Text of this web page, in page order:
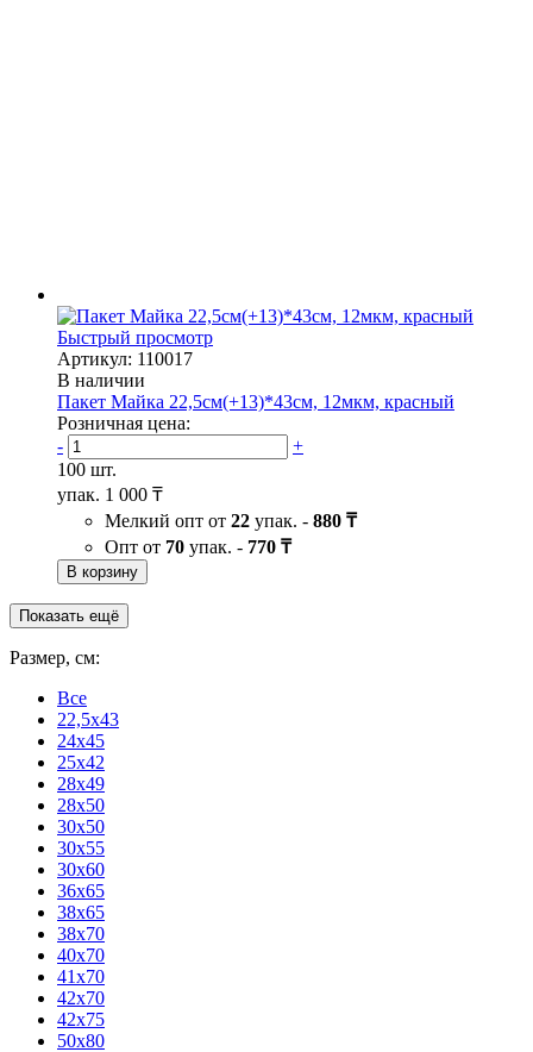
Быстрый просмотр
Артикул: 110017
В наличии
Пакет Майка 22,5см(+13)*43см, 12мкм, красный
Розничная цена:
-
+
100 шт.
упак. 1 000 ₸
Мелкий опт от 22 упак. - 880 ₸
Опт от 70 упак. - 770 ₸
В корзину
Показать ещё
Размер, см:
Все
22,5x43
24x45
25x42
28x49
28x50
30x50
30x55
30x60
36x65
38x65
38x70
40x70
41x70
42x70
42x75
50x80